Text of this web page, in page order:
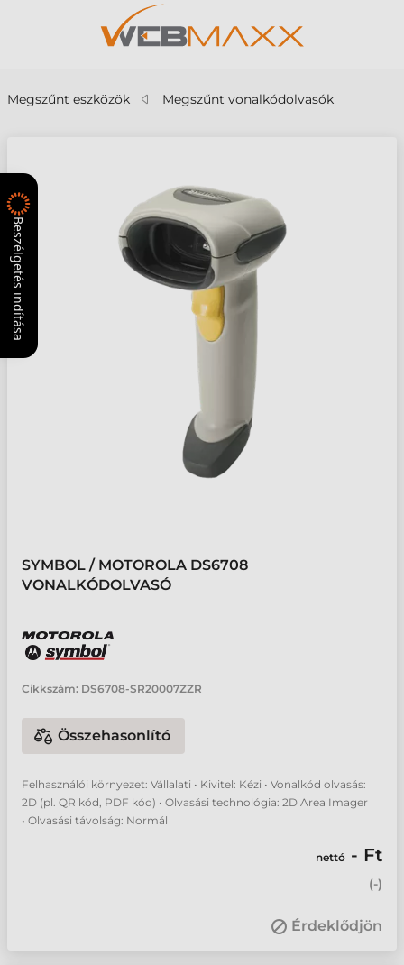
Megszűnt eszközök Megszűnt vonalkódolvasók
SYMBOL / MOTOROLA DS6708
VONALKÓDOLVASÓ
Cikkszám: DS6708-SR20007ZZR
Összehasonlító
Felhasználói környezet: Vállalati • Kivitel: Kézi • Vonalkód olvasás:
2D (pl. QR kód, PDF kód) • Olvasási technológia: 2D Area Imager
• Olvasási távolság: Normál
nettó - Ft
(-)
Érdeklődjön
Beszélgetés indítása